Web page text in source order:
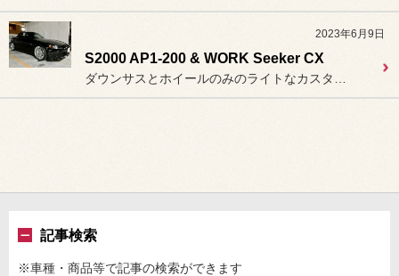
2023年6月9日
S2000 AP1-200 & WORK Seeker CX
記事検索
※車種・商品等で記事の検索ができます